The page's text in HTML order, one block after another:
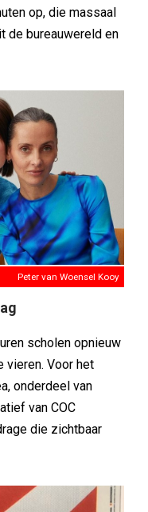
op, die massaal
de bureauwereld en
Peter van Woensel Kooy
scholen opnieuw
vieren. Voor het
onderdeel van
van COC
die zichtbaar